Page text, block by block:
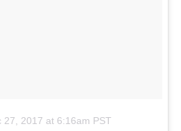
27, 2017 at 6:16am PST